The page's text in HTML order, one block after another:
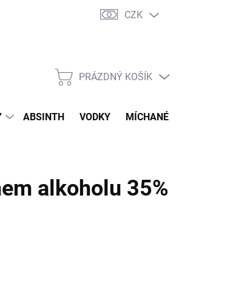
Doprava Jak balíme zásilky
CZK
NÁKUPNÍ
PRÁZDNÝ KOŠÍK
ABSINTH VODKY MÍCHANÉ DRINKY
alkoholu 35%